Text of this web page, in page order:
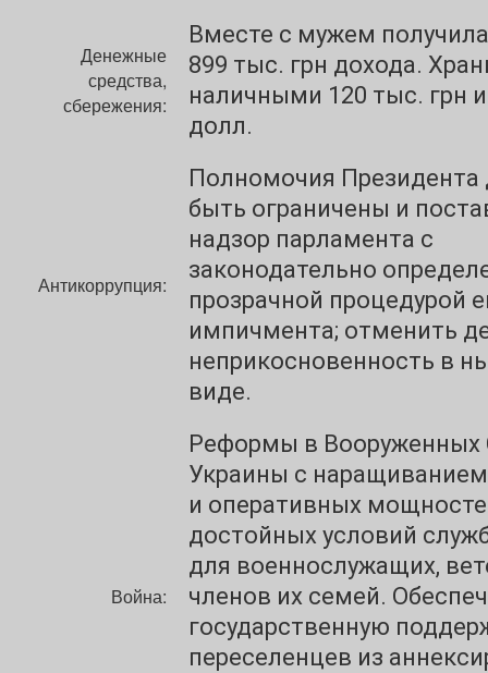
Денежные
средства,
сбережения:
Вместе с мужем
899 тыс. грн дохода.
наличными 120 тыс. грн
долл.
Антикоррупция:
Полномочия
быть ограничены и
надзор парламента с
законодательно
прозрачной процедурой
импичмента; отменить
неприкосновенность в
виде.
Война:
Реформы в Вооруженных
Украины с
и оперативных
достойных условий
для военнослужащих,
членов их семей.
государственную
переселенцев из